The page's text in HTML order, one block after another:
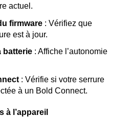
actuel.
firmware : Vérifiez que
est à jour.
batterie : Affiche l’autonomie
: Vérifie si votre serrure
à un Bold Connect.
à l’appareil